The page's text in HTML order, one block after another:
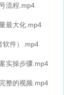
流程.mp4
最大化.mp4
软件）.mp4
实操步骤.mp4
整的视频.mp4